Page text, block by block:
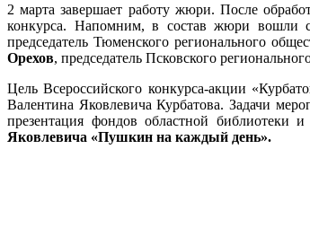
2 марта завершает работу жюри. После
конкурса. Напомним, в состав жюри вошли
председатель Тюменского регионального
Орехов, председатель Псковского
Цель Всероссийского конкурса-акции
Валентина Яковлевича Курбатова. Задачи
презентация фондов областной библиотеки
Яковлевича «Пушкин на каждый день».